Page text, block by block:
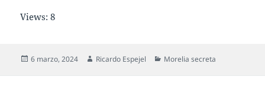
Views: 8
Publicado
6 marzo, 2024 Autor
Ricardo Espejel Categorías
Morelia secreta